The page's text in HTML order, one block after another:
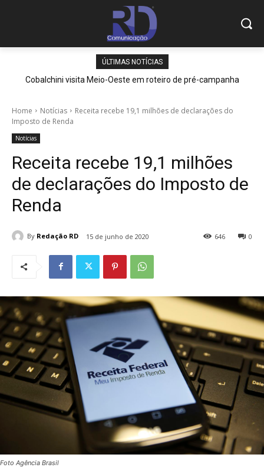
ÚLTIMAS NOTÍCIAS
Cobalchini visita Meio-Oeste em roteiro de pré-campanha
Home Notícias
Receita recebe 19,1 milhões de declarações do
Imposto de Renda
Notícias
Receita recebe 19,1 milhões
de declarações do Imposto de
Renda
By Redação RD 15 de junho de 2020 0
646
Foto Agência Brasil